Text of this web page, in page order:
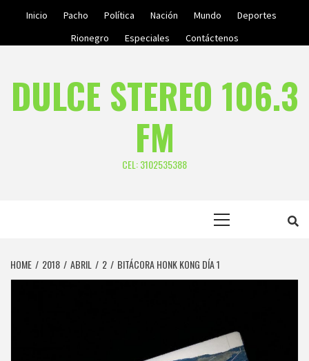
Inicio Pacho Política Nación Mundo
Deportes
Rionegro
Especiales Contáctenos
DULCE STEREO 106.3
FM
CEL: 3102535388
HOME 2018 ABRIL 2 BITÁCORA HONK KONG DÍA 1